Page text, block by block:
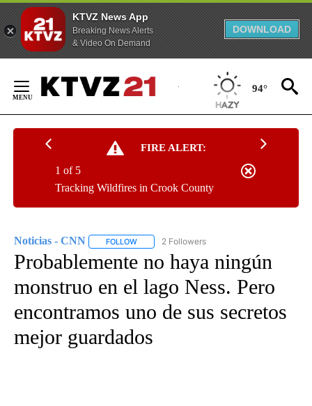
KTVZ News App
Breaking News Alerts
& Video On Demand
DOWNLOAD
Content
94°
FIRE ALERT:
Tracking Wildfires in Crook County
1 of 5
Noticias - CNN FOLLOW FOLLOW "NOTICIAS - CNN" TO RECEIVE
2 Followers
Probablemente no haya ningún
monstruo en el lago Ness. Pero
encontramos uno de sus secretos
mejor guardados